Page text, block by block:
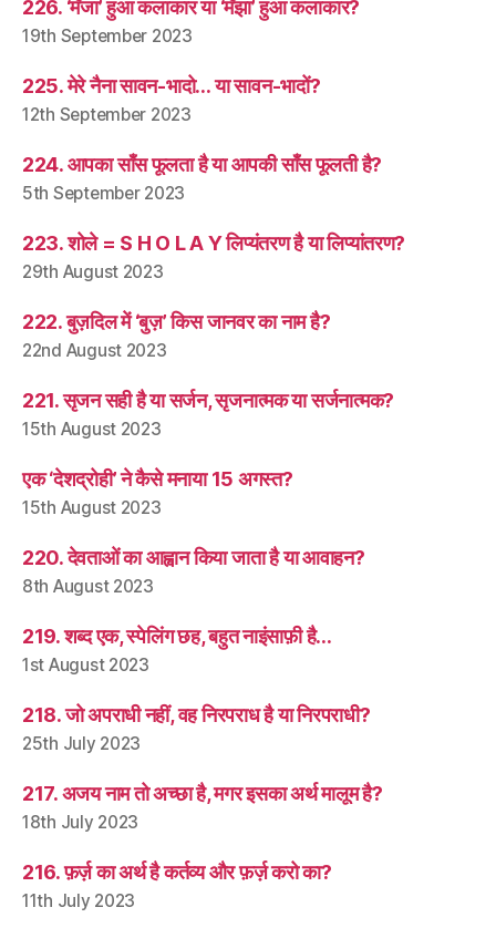
226. ‘मँजा’ हुआ कलाकार या ‘मँझा’ हुआ कलाकार?
19th September 2023
225. मेरे नैना सावन-भादो… या सावन-भादों?
12th September 2023
224. आपका साँस फूलता है या आपकी साँस फूलती है?
5th September 2023
223. शोले = S H O L A Y लिप्यंतरण है या लिप्यांतरण?
29th August 2023
222. बुज़दिल में ‘बुज़’ किस जानवर का नाम है?
22nd August 2023
221. सृजन सही है या सर्जन, सृजनात्मक या सर्जनात्मक?
15th August 2023
एक ‘देशद्रोही’ ने कैसे मनाया 15 अगस्त?
15th August 2023
220. देवताओं का आह्वान किया जाता है या आवाहन?
8th August 2023
219. शब्द एक, स्पेलिंग छह, बहुत नाइंसाफ़ी है…
1st August 2023
218. जो अपराधी नहीं, वह निरपराध है या निरपराधी?
25th July 2023
217. अजय नाम तो अच्छा है, मगर इसका अर्थ मालूम है?
18th July 2023
216. फ़र्ज़ का अर्थ है कर्तव्य और फ़र्ज़ करो का?
11th July 2023